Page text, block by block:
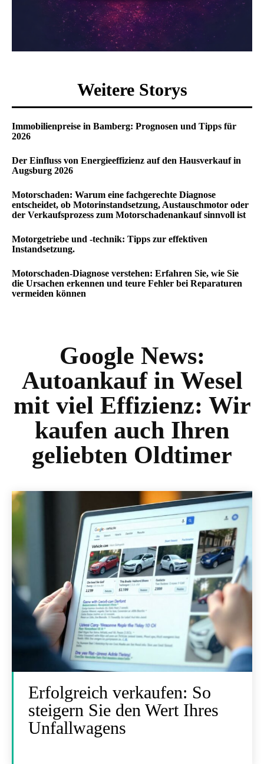
Weitere Storys
Immobilienpreise in Bamberg: Prognosen und Tipps für
2026
Der Einfluss von Energieeffizienz auf den Hausverkauf in
Augsburg 2026
Motorschaden: Warum eine fachgerechte Diagnose
entscheidet, ob Motorinstandsetzung, Austauschmotor oder
der Verkaufsprozess zum Motorschadenankauf sinnvoll ist
Motorgetriebe und -technik: Tipps zur effektiven
Instandsetzung.
Motorschaden-Diagnose verstehen: Erfahren Sie, wie Sie
die Ursachen erkennen und teure Fehler bei Reparaturen
vermeiden können
Google News:
Autoankauf in Wesel
mit viel Effizienz: Wir
kaufen auch Ihren
geliebten Oldtimer
Erfolgreich verkaufen: So
steigern Sie den Wert Ihres
Unfallwagens